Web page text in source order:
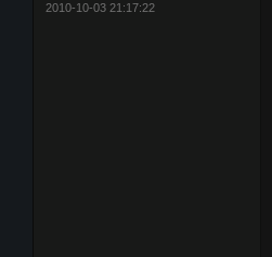
2010-10-03 21:17:22